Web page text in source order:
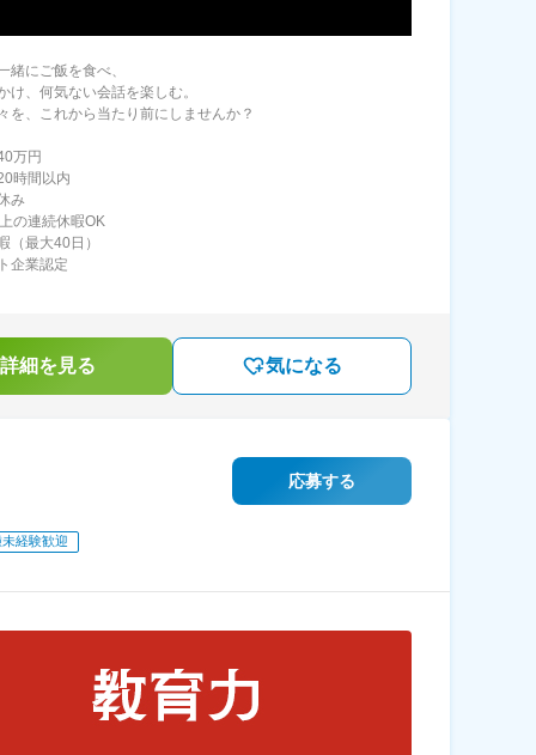
緒にご飯を食べ、
け、何気ない会話を楽しむ。
を、これから当たり前にしませんか？
万円
時間以内
み
の連続休暇OK
（最大40日）
企業認定
細を見る 気になる
経験歓迎
応募する